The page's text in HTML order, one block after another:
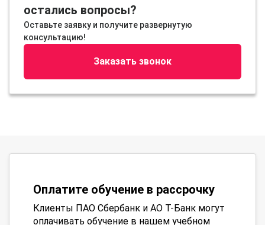
остались вопросы?
Оставьте заявку и получите развернутую
консультацию!
Заказать звонок
Оплатите обучение в рассрочку
Клиенты ПАО Сбербанк и АО Т-Банк могут
оплачивать обучение в нашем учебном